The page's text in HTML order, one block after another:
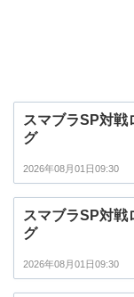
スマブラSP対戦
グ
2026年08月01日09:30
スマブラSP対戦
グ
2026年08月01日09:30